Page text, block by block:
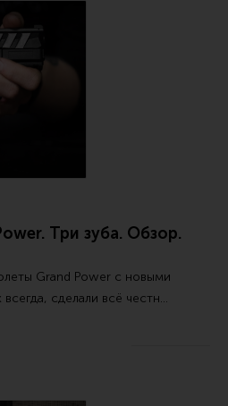
Три зуба. Обзор.
Grand Power с новыми
сделали всё честн…